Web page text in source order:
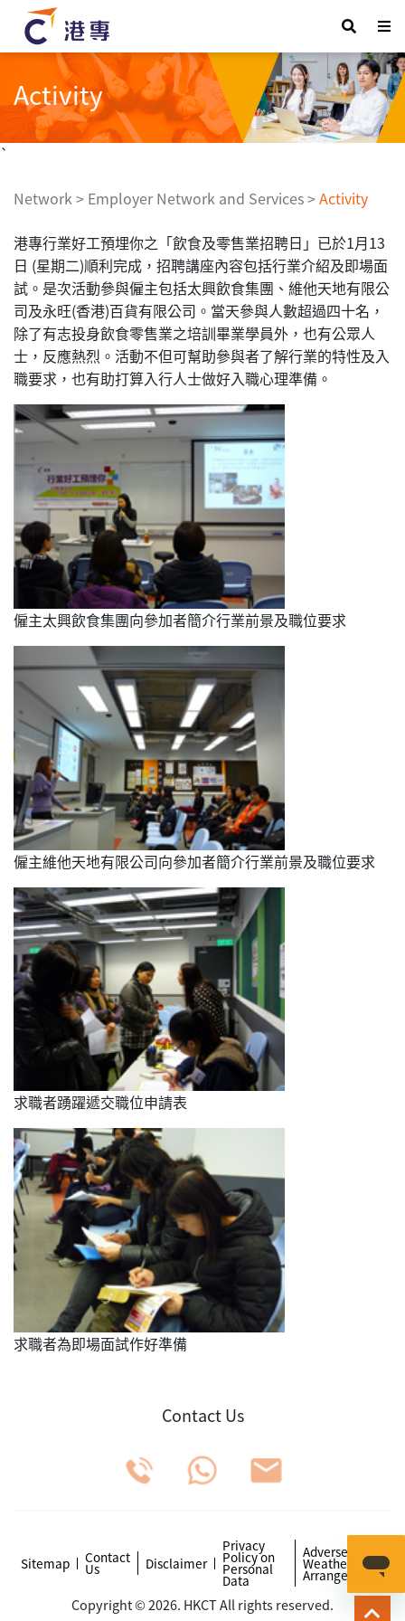
Activity
`
Network> Employer Network and Services>Activity
港專行業好工預埋你之「飲食及零售業招聘日」已於1月13
日 (星期二)順利完成，招聘講座內容包括行業介紹及即場面
試。是次活動參與僱主包括太興飲食集團、維他天地有限公
司及永旺(香港)百貨有限公司。當天參與人數超過四十名，
除了有志投身飲食零售業之培訓畢業學員外，也有公眾人
士，反應熱烈。活動不但可幫助參與者了解行業的特性及入
職要求，也有助打算入行人士做好入職心理準備。
僱主太興飲食集團向參加者簡介行業前景及職位要求
僱主維他天地有限公司向參加者簡介行業前景及職位要求
求職者踴躍遞交職位申請表
求職者為即場面試作好準備
Contact Us
Sitemap Contact
Us Disclaimer
Privacy
Policy on
Personal
Data
Adverse
Weather
Arrangements
Copyright © 2026. HKCT All rights reserved.